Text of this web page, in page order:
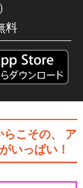
料
こその、
ア
いっぱい！